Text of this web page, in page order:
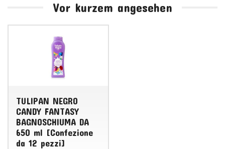
Vor kurzem angesehen
TULIPAN NEGRO
CANDY FANTASY
BAGNOSCHIUMA DA
650 ml [Confezione
da 12 pezzi]